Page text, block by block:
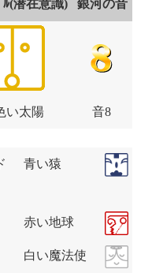
ﾙ(潜在意識) 銀河の音
い太陽 音8
青い猿
赤い地球
白い魔法使